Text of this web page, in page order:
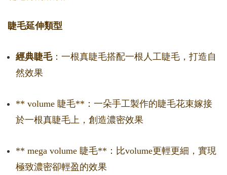
睫毛延伸類型
經典睫毛：一根真睫毛搭配一根人工睫毛，打造自
然效果
** volume 睫毛**：一朵手工製作的睫毛花束嫁接
於一根真睫毛上，創造濃密效果
** mega volume 睫毛**：比volume更輕更細，實現
極致濃密卻輕盈的效果